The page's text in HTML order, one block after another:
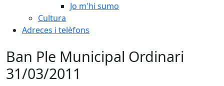
Jo m'hi sumo
Cultura
Adreces i telèfons
Ban Ple Municipal Ordinari
31/03/2011